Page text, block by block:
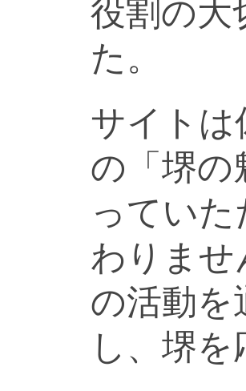
役割の大
た。
サイトは
の「堺の
ってい
わりま
の活動を
し、堺